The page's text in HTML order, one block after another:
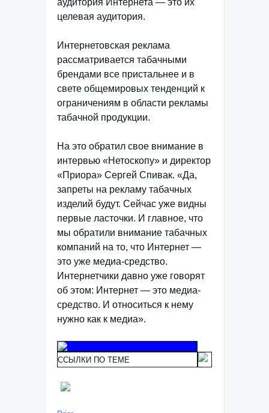
аудитория Интернета — это их
целевая аудитория.
Интернетовская реклама
рассматривается табачными
брендами все пристальнее и в
свете общемировых тенденций к
ограничениям в области рекламы
табачной продукции.
На это обратил свое внимание в
интервью «Нетоскопу» и директор
«Приора» Сергей Спивак. «Да,
запреты на рекламу табачных
изделий будут. Сейчас уже видны
первые ласточки. И главное, что
мы обратили внимание табачных
компаний на то, что Интернет —
это уже медиа-средство.
Интернетчики давно уже говорят
об этом: Интернет — это медиа-
средство. И относиться к нему
нужно как к медиа».
ССЫЛКИ ПО ТЕМЕ